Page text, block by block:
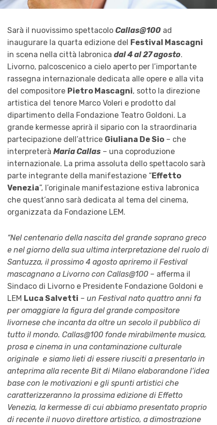
Sarà il nuovissimo spettacolo Callas@100 ad
inaugurare la quarta edizione del Festival Mascagni
in scena nella città labronica dal 4 al 27 agosto.
Livorno, palcoscenico a cielo aperto per l’importante
rassegna internazionale dedicata alle opere e alla vita
del compositore Pietro Mascagni, sotto la direzione
artistica del tenore Marco Voleri e prodotto dal
dipartimento della Fondazione Teatro Goldoni. La
grande kermesse aprirà il sipario con la straordinaria
partecipazione dell’attrice Giuliana De Sio – che
interpreterà Maria Callas – una coproduzione
internazionale. La prima assoluta dello spettacolo sarà
parte integrante della manifestazione “Effetto
Venezia”, l’originale manifestazione estiva labronica
che quest’anno sarà dedicata al tema del cinema,
organizzata da Fondazione LEM.
“Nel centenario della nascita del grande soprano greco
e nel giorno della sua ultima interpretazione del ruolo di
Santuzza, il prossimo 4 agosto apriremo il Festival
mascagnano a Livorno con Callas@100 – afferma il
Sindaco di Livorno e Presidente Fondazione Goldoni e
LEM Luca Salvetti – un Festival nato quattro anni fa
per omaggiare la figura del grande compositore
livornese che incanta da oltre un secolo il pubblico di
tutto il mondo. Callas@100 fonde mirabilmente musica,
prosa e cinema in una contaminazione culturale
originale e siamo lieti di essere riusciti a presentarlo in
anteprima alla recente Bit di Milano elaborandone l’idea
base con le motivazioni e gli spunti artistici che
caratterizzeranno la prossima edizione di Effetto
Venezia, la kermesse di cui abbiamo presentato proprio
di recente il nuovo direttore artistico, a dimostrazione